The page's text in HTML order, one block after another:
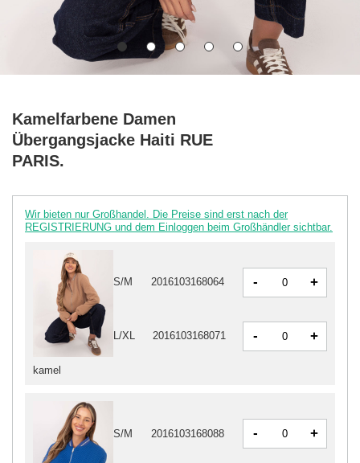
Kamelfarbene Damen
Übergangsjacke Haiti RUE
PARIS.
Wir bieten nur Großhandel. Die Preise sind erst nach der
REGISTRIERUNG und dem Einloggen beim Großhändler sichtbar.
kamel
S/M 2016103168064 - +
L/XL 2016103168071 - +
S/M 2016103168088 - +